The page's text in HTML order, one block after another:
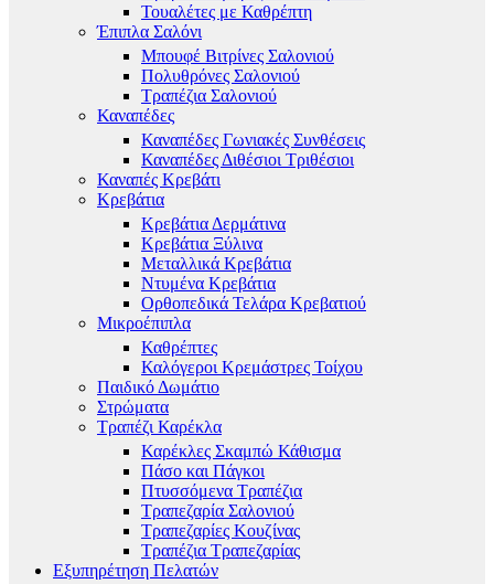
Τουαλέτες με Καθρέπτη
Έπιπλα Σαλόνι
Μπουφέ Βιτρίνες Σαλονιού
Πολυθρόνες Σαλονιού
Τραπέζια Σαλονιού
Καναπέδες
Καναπέδες Γωνιακές Συνθέσεις
Καναπέδες Διθέσιοι Τριθέσιοι
Καναπές Κρεβάτι
Κρεβάτια
Κρεβάτια Δερμάτινα
Κρεβάτια Ξύλινα
Μεταλλικά Κρεβάτια
Ντυμένα Κρεβάτια
Ορθοπεδικά Τελάρα Κρεβατιού
Μικροέπιπλα
Καθρέπτες
Καλόγεροι Κρεμάστρες Τοίχου
Παιδικό Δωμάτιο
Στρώματα
Τραπέζι Καρέκλα
Καρέκλες Σκαμπώ Κάθισμα
Πάσο και Πάγκοι
Πτυσσόμενα Τραπέζια
Τραπεζαρία Σαλονιού
Τραπεζαρίες Κουζίνας
Τραπέζια Τραπεζαρίας
Εξυπηρέτηση Πελατών